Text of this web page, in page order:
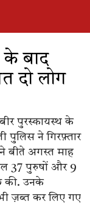
के बाद
दो लोग
पुरस्कायस्थ के
पुलिस ने गिरफ़्तार
बीते अगस्त माह
37 पुरुषों और 9
की. उनके
ज़ब्त कर लिए गए